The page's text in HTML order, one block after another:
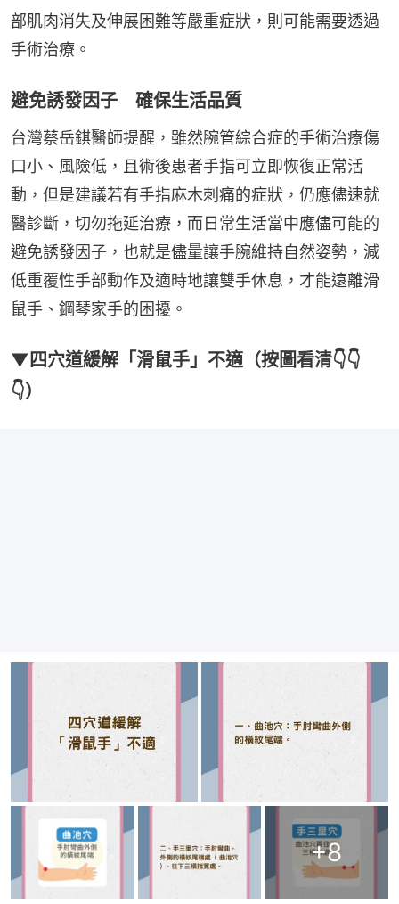
部肌肉消失及伸展困難等嚴重症狀，則可能需要透過
手術治療。
避免誘發因子 確保生活品質
台灣蔡岳錤醫師提醒，雖然腕管綜合症的手術治療傷
口小、風險低，且術後患者手指可立即恢復正常活
動，但是建議若有手指麻木刺痛的症狀，仍應儘速就
醫診斷，切勿拖延治療，而日常生活當中應儘可能的
避免誘發因子，也就是儘量讓手腕維持自然姿勢，減
低重覆性手部動作及適時地讓雙手休息，才能遠離滑
鼠手、鋼琴家手的困擾。
▼四穴道緩解「滑鼠手」不適（按圖看清👇👇
👇）
+8